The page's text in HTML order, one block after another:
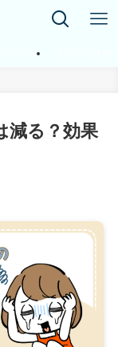
リシー
減る？効果